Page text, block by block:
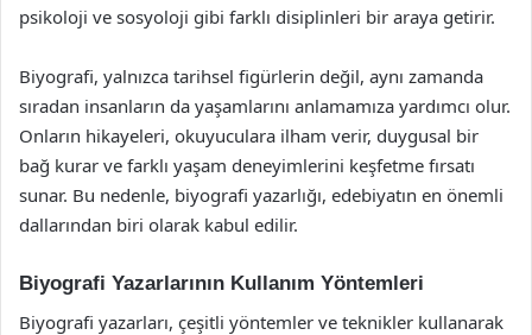
psikoloji ve sosyoloji gibi farklı disiplinleri bir araya getirir.
Biyografi, yalnızca tarihsel figürlerin değil, aynı zamanda
sıradan insanların da yaşamlarını anlamamıza yardımcı olur.
Onların hikayeleri, okuyuculara ilham verir, duygusal bir
bağ kurar ve farklı yaşam deneyimlerini keşfetme fırsatı
sunar. Bu nedenle, biyografi yazarlığı, edebiyatın en önemli
dallarından biri olarak kabul edilir.
Biyografi Yazarlarının Kullanım Yöntemleri
Biyografi yazarları, çeşitli yöntemler ve teknikler kullanarak